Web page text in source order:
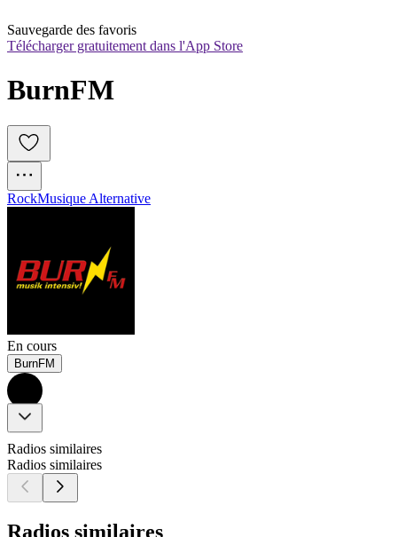
Sauvegarde des favoris
Télécharger gratuitement dans l'App Store
BurnFM
RockMusique Alternative
En cours
BurnFM
Radios similaires
Radios similaires
Radios similaires